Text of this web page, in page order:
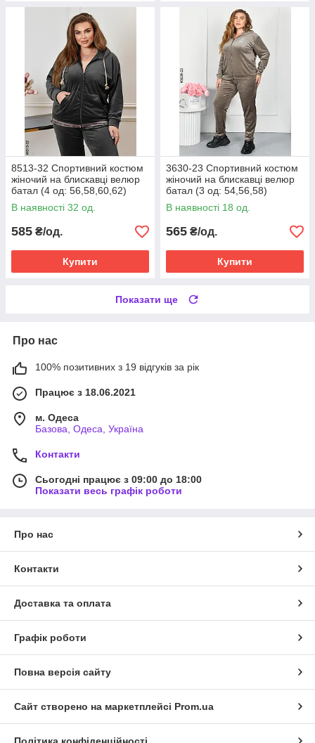
8513-32 Спортивний костюм
жіночий на блискавці велюр
батал (4 од: 56,58,60,62)
В наявності 32 од.
585 ₴/од.
Купити
3630-23 Спортивний костюм
жіночий на блискавці велюр
батал (3 од: 54,56,58)
В наявності 18 од.
565 ₴/од.
Купити
Показати ще
Про нас
100% позитивних з 19 відгуків за рік
Працює з 18.06.2021
м. Одеса
Базова, Одеса, Україна
Контакти
Сьогодні працює з 09:00 до 18:00
Показати весь графік роботи
Про нас
Контакти
Доставка та оплата
Графік роботи
Повна версія сайту
Сайт створено на маркетплейсі Prom.ua